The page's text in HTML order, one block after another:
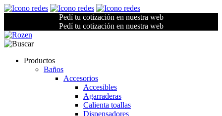
Pedí tu cotización en nuestra web
Pedí tu cotización en nuestra web
Productos
Baños
Accesorios
Accesibles
Agarraderas
Calienta toallas
Dispensadores